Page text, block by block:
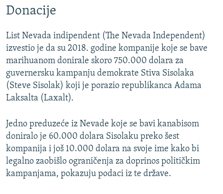
Donacije
List Nevada indipendent (The Nevada Independent)
izvestio je da su 2018. godine kompanije koje se bave
marihuanom donirale skoro 750.000 dolara za
guvernersku kampanju demokrate Stiva Sisolaka
(Steve Sisolak) koji je porazio republikanca Adama
Laksalta (Laxalt).
Jedno preduzeće iz Nevade koje se bavi kanabisom
doniralo je 60.000 dolara Sisolaku preko šest
kompanija i još 10.000 dolara na svoje ime kako bi
legalno zaobišlo ograničenja za doprinos političkim
kampanjama, pokazuju podaci iz te države.